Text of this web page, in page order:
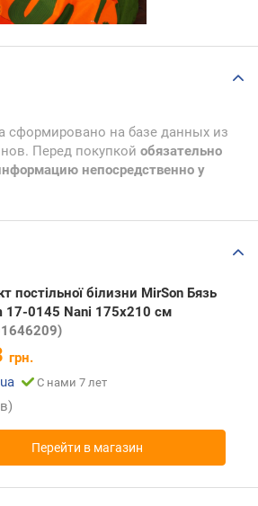
сформировано на базе данных из
Перед покупкой обязательно
непосредственно у
постільної білизни MirSon Бязь
17-0145 Nani 175х210 см
грн.
С нами 7 лет
Перейти в магазин